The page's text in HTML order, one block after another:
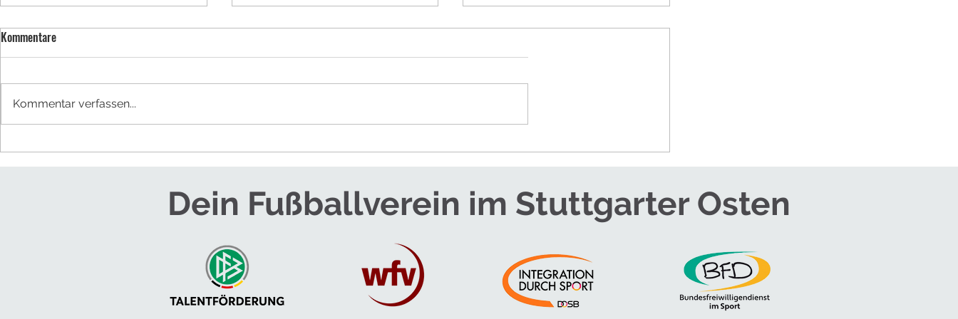
BUFDI werden
NEUES TRAINERTEAM FÜR DIE
HERREN
SOMMERCAMPS - JETZT
ANMELDEN!
Kommentare
Kommentar verfassen...
Dein Fußballverein im Stuttgarter Osten